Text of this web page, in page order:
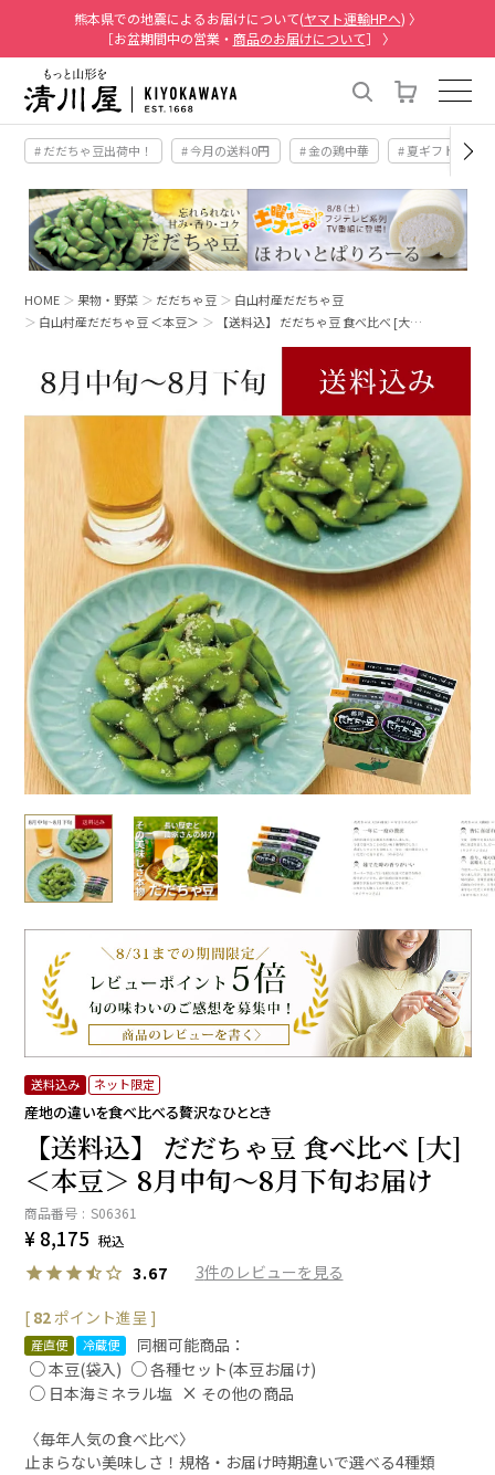
熊本県での地震によるお届けについて(ヤマト運輸HPへ) 〉
［お盆期間中の営業・ 商品のお届けについて］ 〉
# だだちゃ豆出荷中！ # 今月の送料0円 # 金の鶏中華 # 夏ギフト
HOME 果物・野菜 だだちゃ豆
白山村産だだちゃ豆
白山村産だだちゃ豆 ＜本豆＞
【送料込】 だだちゃ豆 食べ比べ [大…
送料込み ネット限定
産地の違いを食べ比べる贅沢なひととき
【送料込】 だだちゃ豆 食べ比べ [大]
＜本豆＞ 8月中旬～8月下旬お届け
商品番号 S06361
¥ 8,175 税込
3.67 3
[ 82ポイント進呈 ]
産直便 冷蔵便
同梱可能商品：
本豆(袋入)
各種セット(本豆お届け)
日本海ミネラル塩
その他の商品
〈毎年人気の食べ比べ〉
止まらない美味しさ！規格・お届け時期違いで選べる4種類